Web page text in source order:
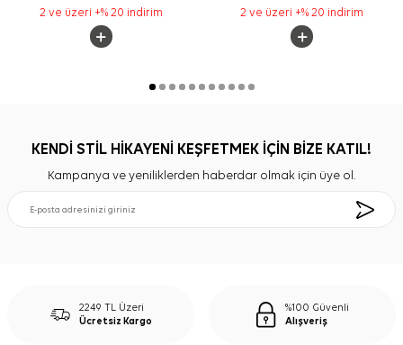
2 ve üzeri +% 20 indirim 2 ve üzeri +% 20 indirim
KENDİ STİL HİKAYENİ KEŞFETMEK İÇİN BİZE KATIL!
Kampanya ve yeniliklerden haberdar olmak için üye ol.
2249 TL Üzeri
Ücretsiz Kargo
%100 Güvenli
Alışveriş